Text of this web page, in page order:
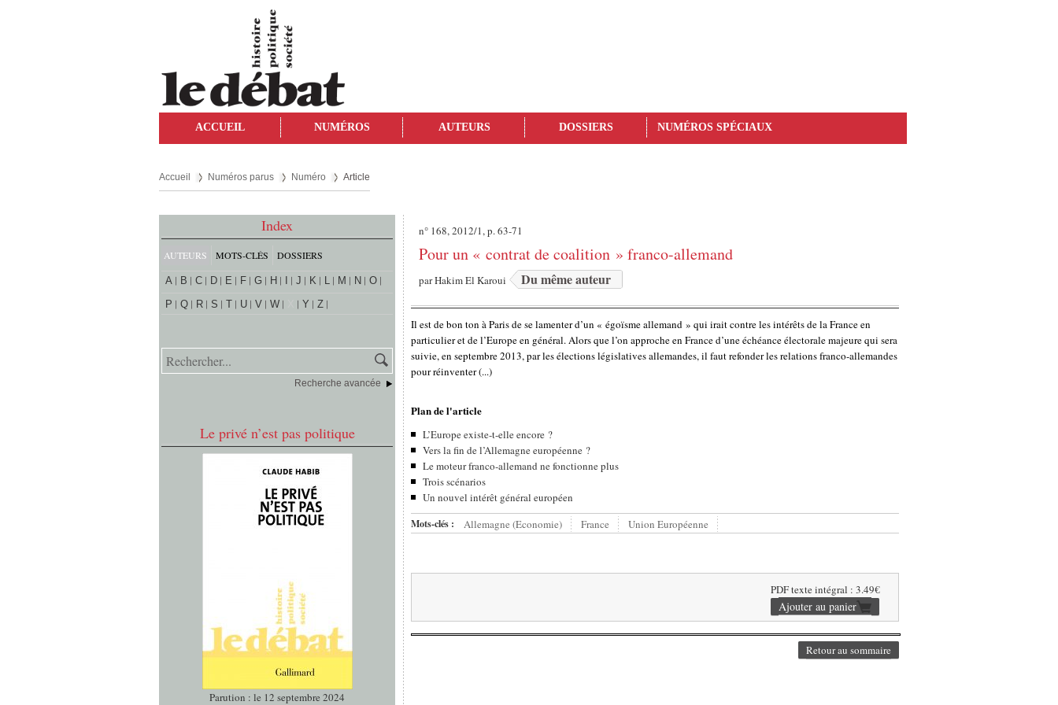
ACCUEIL NUMÉROS AUTEURS DOSSIERS NUMÉROS SPÉCIAUX
Accueil Numéros parus Numéro Article
Index
AUTEURS MOTS-CLÉS DOSSIERS
A B C D E F G H J K L M N
O
P
Q R S T U V W Y Z
Recherche avancée
Le privé n’est pas politique
Parution : le 12 septembre 2024
n° 168, 2012/1, p. 63-71
Pour un « contrat de coalition » franco-allemand
parHakim El Karoui Du même auteur
Il est de bon ton à Paris de se lamenter d’un « égoïsme allemand » qui irait contre les intérêts de la France en
particulier et de l’Europe en général. Alors que l’on approche en France d’une échéance électorale majeure qui sera
suivie, en septembre 2013, par les élections législatives allemandes, il faut refonder les relations franco-allemandes
pour réinventer (...)
Plan de l'article
L’Europe existe-t-elle encore ?
Vers la fin de l’Allemagne européenne ?
Le moteur franco-allemand ne fonctionne plus
Trois scénarios
Un nouvel intérêt général européen
Mots-clés : Allemagne (Economie) France Union Européenne
PDF texte intégral : 3.49€
Retour au sommaire